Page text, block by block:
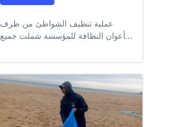
عملية تنظيف الشواطئ من طرف
أعوان النظافة للمؤسسة شملت جميع
الإدارية للدار البيضاء #EPIC_HUPE